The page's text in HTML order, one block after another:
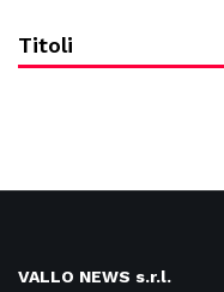
Titoli
VALLO NEWS s.r.l.